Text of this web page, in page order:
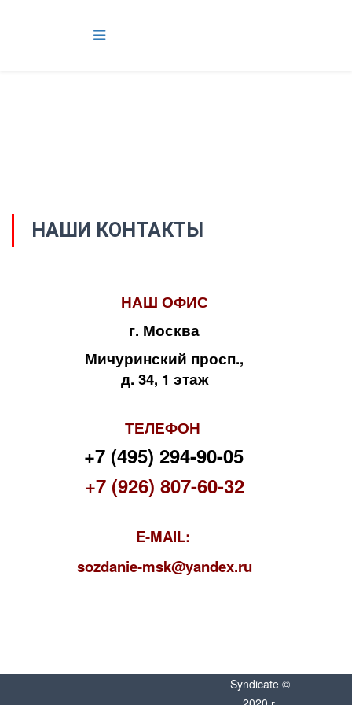
НАШИ КОНТАКТЫ
НАШ ОФИС
г. Москва
Мичуринский просп.,
д. 34, 1 этаж
ТЕЛЕФОН
+7 (495) 294-90-05
+7 (926) 807-60-32
E-MAIL:
sozdanie-msk@yandex.ru
Syndicate ©